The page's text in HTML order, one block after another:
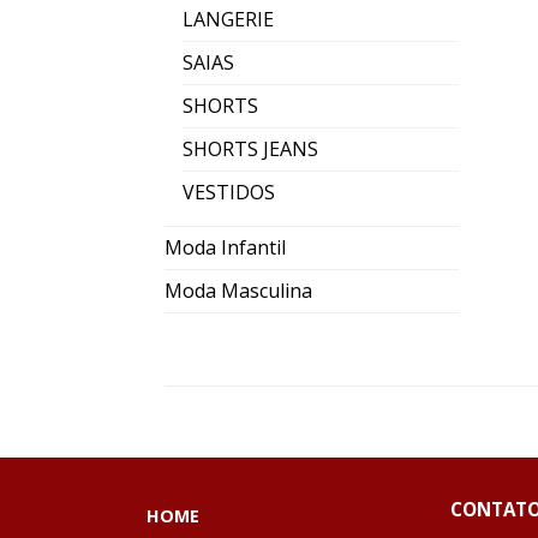
LANGERIE
SAIAS
SHORTS
SHORTS JEANS
VESTIDOS
Moda Infantil
Moda Masculina
HOME